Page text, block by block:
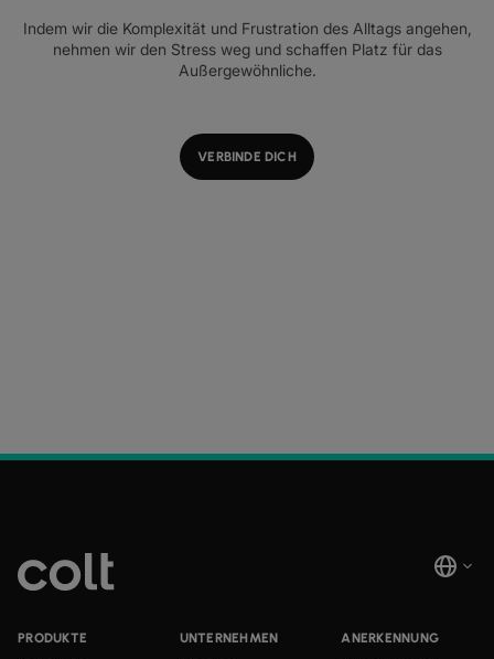
Indem wir die Komplexität und Frustration des Alltags angehen,
nehmen wir den Stress weg und schaffen Platz für das
Außergewöhnliche.
VERBINDE DICH
PRODUKTE
UNTERNEHMEN
ANERKENNUNG